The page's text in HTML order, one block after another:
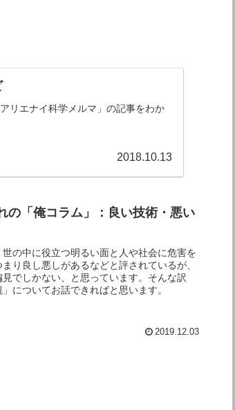
リエナイ科学メルマ」の記事をわか
2018.10.13
の「俺コラム」：良い技術・悪い
の中に役立つ明るい面と人や社会に危害を
り良し悪しがあるなどと評されているが、
でしかない、と思っています。そんな訳
についてお話できればと思います。
2019.12.03